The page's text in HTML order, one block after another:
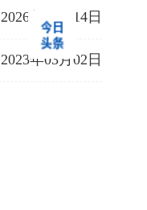
2026年01月14日
2023年03月02日